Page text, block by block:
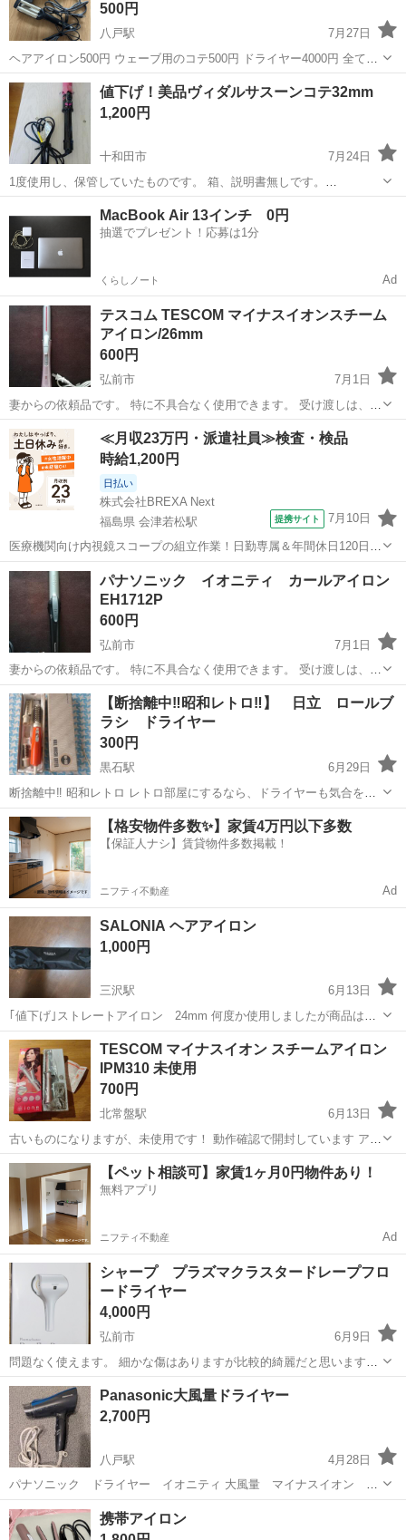
500円
八戸駅
7月27日
ヘアアイロン500円 ウェーブ用のコテ500円 ドライヤー4000円 全てま
とめて購入で4000円 ドライヤーは2024年購入で毎日使用していました
が1年ちょっとの使用です！ネットで1万円ほどで購入しました。 アイ
ロ...
青森 八戸市 八戸駅 美容家電 コテ
値下げ！美品ヴィダルサスーンコテ32mm
1,200円
十和田市
7月24日
1度使用し、保管していたものです。 箱、説明書無しです。
MAX180°C、温まる迄はおよそ30秒位です。普段ストレートアイロン
に慣れているせいか、こちらを使用するにあたって不慣れで微妙だっ
た為出品いたします。 受渡し予定のお...
MacBook Air 13インチ 0円
抽選でプレゼント！応募は1分
くらしノート Ad
テスコム TESCOM マイナスイオンスチーム
アイロン/26mm
600円
弘前市
7月1日
妻からの依頼品です。 特に不具合なく使用できます。 受け渡しは、原
則土日祝日ならば日中から夜まで対応できます。 場所は、弘前市石渡
の薬王堂駐車場でお願いします。 （商品説明） バレルにクシが付いた
マイナスイオンスチームアイ...
青森 弘前市 美容家電 スチーム
≪月収23万円・派遣社員≫検査・検品
時給1,200円
日払い
株式会社BREXA Next
福島県 会津若松駅
提携サイト 7月10日
医療機関向け内視鏡スコープの組立作業！日勤専属＆年間休日120日
★◎20代～40代の男女活躍中！送迎あり！マイカー通勤OK◎無料駐車
場あり★日払いあり◎空調完備で快適作業！《福島県会津若松市》 人
気の工場のお仕事 ◇医療機...
福島 会津若松市 会津若松駅
パナソニック イオニティ カールアイロン
600円
弘前市
7月1日
妻からの依頼品です。 特に不具合なく使用できます。 受け渡しは、原
則土日祝日ならば日中から夜まで対応できます。 場所は、弘前市石渡
の薬王堂駐車場でお願いします。 （商品説明） Wマイナスイオンで髪
にやさしく、ツヤツヤ巻き髪...
青森 弘前市 美容家電 パナソニック
【断捨離中‼️昭和レトロ‼️】 日立 ロールブ
ラシ ドライヤー
300円
黒石駅
6月29日
断捨離中‼️ 昭和レトロ レトロ部屋にするなら、ドライヤーも気合を入
れて🤭
青森 黒石市 黒石駅 美容家電 レトロ
【格安物件多数✨】家賃4万円以下多数
【保証人ナシ】賃貸物件多数掲載！
ニフティ不動産 Ad
SALONIA ヘアアイロン
1,000円
三沢駅
6月13日
｢値下げ｣ストレートアイロン 24mm 何度か使用しましたが商品は綺
麗です。
青森 三沢市 美容家電
TESCOM マイナスイオン スチームアイロン
IPM310 未使用
700円
北常盤駅
6月13日
古いものになりますが、未使用です！ 動作確認で開封しています アイ
ロン経32mm 立ち上がり約1分(90℃) 温度切り替え90 120 140℃ 毛先ま
で潤うマイナスイオン しっかりクセづけ スチーム機能 説明書ありま
す ...
青森 南津軽郡 北常盤駅 美容家電 スチーム
【ペット相談可】家賃1ヶ月0円物件あり！
無料アプリ
ニフティ不動産 Ad
シャープ プラズマクラスタードレープフロ
ードライヤー
4,000円
弘前市
6月9日
問題なく使えます。 細かな傷はありますが比較的綺麗だと思います。
平日の9時から18時頃の間で安原近辺でのお取引を希望します。 購入
ご希望の際は、ご希望の日時を合わせてお問合せいただけると助かり
ます。 よろしくお願いいた...
青森 弘前市 シャープ
Panasonic大風量ドライヤー
2,700円
八戸駅
4月28日
パナソニック ドライヤー イオニティ 大風量 マイナスイオン
1.9m3/min
青森 八戸市 八戸駅
携帯アイロン